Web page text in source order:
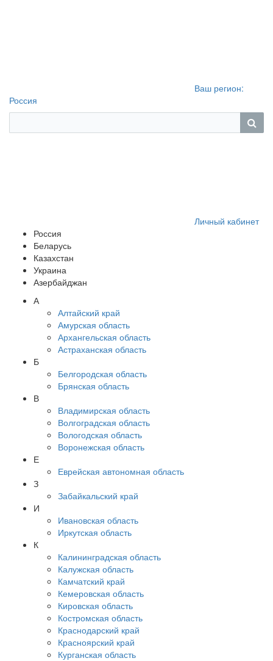
Ваш регион:
Россия
Личный кабинет
Россия
Беларусь
Казахстан
Украина
Азербайджан
А
Алтайский край
Амурская область
Архангельская область
Астраханская область
Б
Белгородская область
Брянская область
В
Владимирская область
Волгоградская область
Вологодская область
Воронежская область
Е
Еврейская автономная область
З
Забайкальский край
И
Ивановская область
Иркутская область
К
Калининградская область
Калужская область
Камчатский край
Кемеровская область
Кировская область
Костромская область
Краснодарский край
Красноярский край
Курганская область